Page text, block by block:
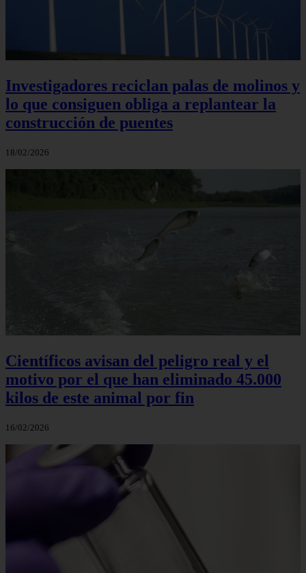
Investigadores reciclan palas de molinos y
lo que consiguen obliga a replantear la
construcción de puentes
18/02/2026
Científicos avisan del peligro real y el
motivo por el que han eliminado 45.000
kilos de este animal por fin
16/02/2026